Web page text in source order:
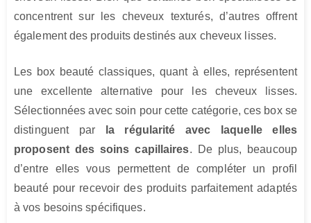
concentrent sur les cheveux texturés, d’autres offrent
également des produits destinés aux cheveux lisses.
Les box beauté classiques, quant à elles, représentent
une excellente alternative pour les cheveux lisses.
Sélectionnées avec soin pour cette catégorie, ces box se
distinguent par
la régularité avec laquelle elles
proposent des soins capillaires. De plus, beaucoup
d’entre elles vous permettent de compléter un profil
beauté pour recevoir des produits parfaitement adaptés
à vos besoins spécifiques.